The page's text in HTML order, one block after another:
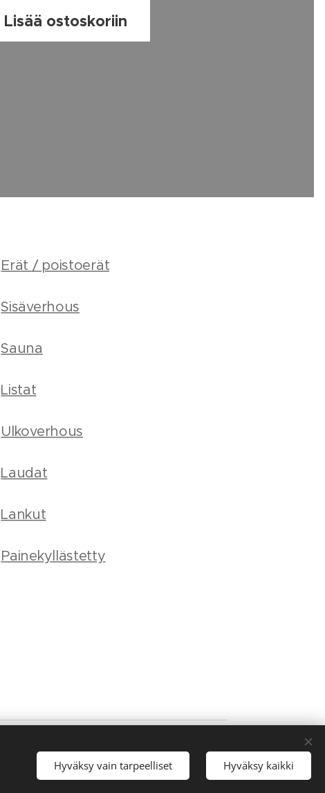
Lisää ostoskoriin
Erät / poistoerät
Sisäverhous
Sauna
Listat
Ulkoverhous
Laudat
Lankut
Painekyllästetty
Hyväksy vain tarpeelliset Hyväksy kaikki